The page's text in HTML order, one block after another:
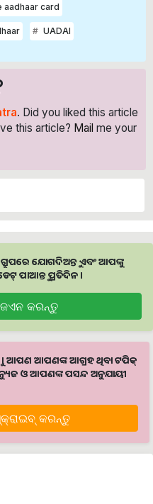
aadhaar card
UADAI
. Did you liked this article
this article? Mail me your
ଯୋଗଦିଅନ୍ତୁ ଏବଂ ଆପଙ୍କୁ
ପାଆନ୍ତୁ ପ୍ରତିଦିନ ।
କରନ୍ତୁ
ଆପଣ ଆପଣଙ୍କ ଆଗ୍ରହ ଥିବା ଟପିକ୍‌
ଓ ଆପଣଙ୍କ ପସନ୍ଦ ଅନୁଯାୟୀ
କରନ୍ତୁ